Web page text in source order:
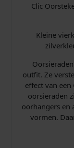
l
Clic
Kleine
outfit. Ze
effect van een
oorsieraden
oorhangers en
vormen.